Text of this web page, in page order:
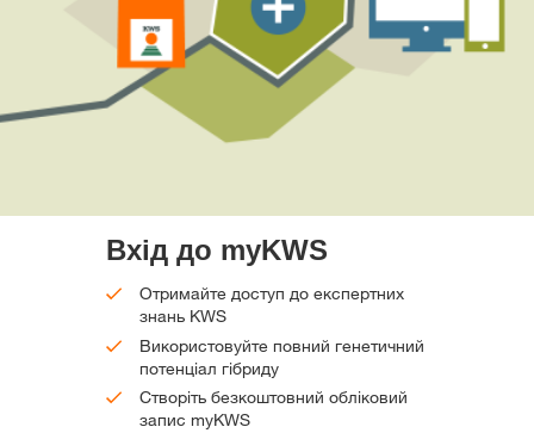
Вхід до myKWS
Отримайте доступ до експертних
знань KWS
Використовуйте повний генетичний
потенціал гібриду
Створіть безкоштовний обліковий
запис myKWS